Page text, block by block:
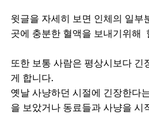
윗글을 자세히 보면 인체의 일부
곳에 충분한 혈액을 보내기위해
또한 보통 사람은 평상시보다 긴
게 합니다.
옛날 사냥하던 시절에 긴장한다
을 보았거나 동료들과 사냥을 시